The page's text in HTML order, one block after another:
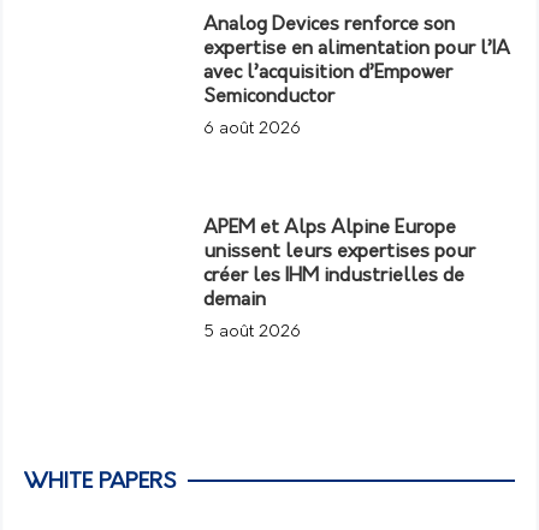
Analog Devices renforce son
expertise en alimentation pour l’IA
avec l’acquisition d’Empower
Semiconductor
6 août 2026
APEM et Alps Alpine Europe
unissent leurs expertises pour
créer les IHM industrielles de
demain
5 août 2026
WHITE PAPERS